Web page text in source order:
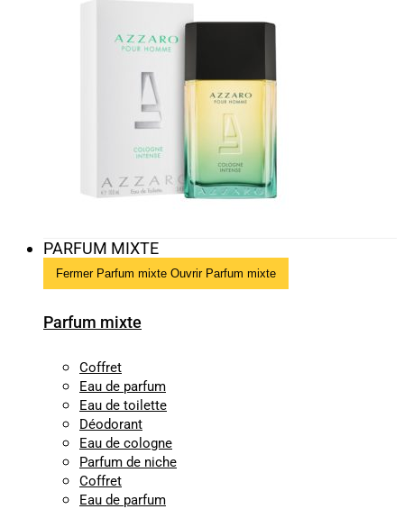
PARFUM MIXTE
Fermer Parfum mixte Ouvrir Parfum mixte
Parfum mixte
Coffret
Eau de parfum
Eau de toilette
Déodorant
Eau de cologne
Parfum de niche
Coffret
Eau de parfum